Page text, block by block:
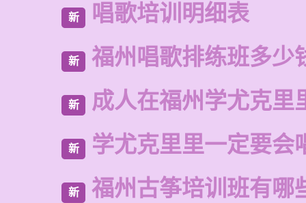
新 唱歌培训明细表
新 福州唱歌排练班多少
新 成人在福州学尤克里
新 学尤克里里一定要会
新 福州古筝培训班有哪